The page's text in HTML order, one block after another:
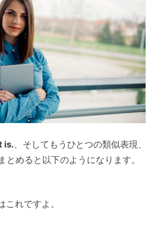
is.、そしてもうひとつの類似表現、
とめると以下のようになります。
れですよ。